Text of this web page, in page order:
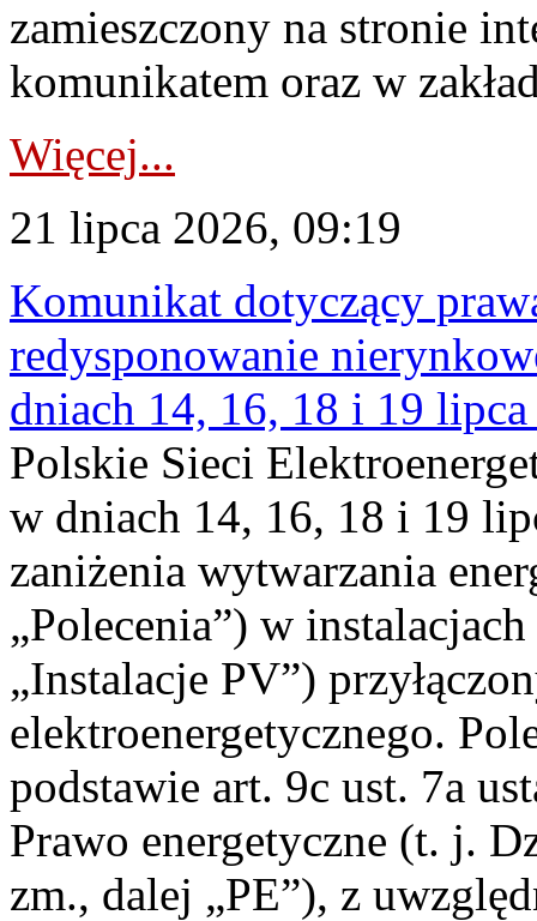
zamieszczony na stronie
komunikatem oraz w
Więcej...
21 lipca 2026, 09:19
Komunikat dotyczący
redysponowanie
dniach 14, 16, 18 i 19
Polskie Sieci
w dniach 14, 16, 18 i 19
zaniżenia wytwarzania
„Polecenia”) w
„Instalacje PV”)
elektroenergetycznego.
podstawie art. 9c ust. 7a
Prawo energetyczne (t. j.
zm., dalej „PE”), z